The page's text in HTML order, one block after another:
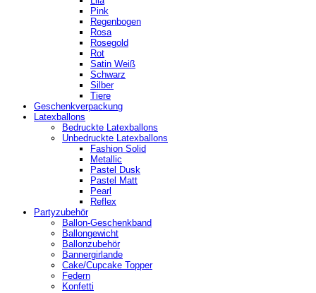
Pink
Regenbogen
Rosa
Rosegold
Rot
Satin Weiß
Schwarz
Silber
Tiere
Geschenkverpackung
Latexballons
Bedruckte Latexballons
Unbedruckte Latexballons
Fashion Solid
Metallic
Pastel Dusk
Pastel Matt
Pearl
Reflex
Partyzubehör
Ballon-Geschenkband
Ballongewicht
Ballonzubehör
Bannergirlande
Cake/Cupcake Topper
Federn
Konfetti